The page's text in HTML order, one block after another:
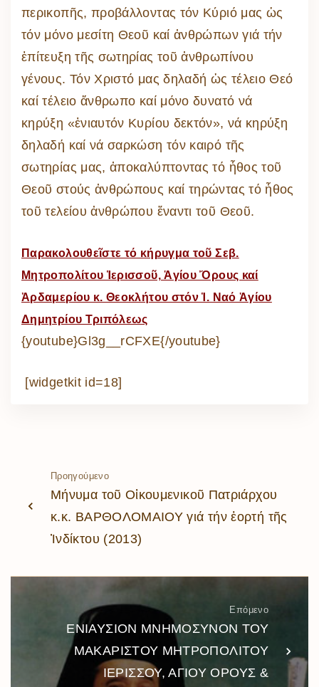
περικοπῆς, προβάλλοντας τόν Κύριό μας ὡς
τόν μόνο μεσίτη Θεοῦ καί ἀνθρώπων γιά τήν
ἐπίτευξη τῆς σωτηρίας τοῦ ἀνθρωπίνου
γένους. Τόν Χριστό μας δηλαδή ὡς τέλειο Θεό
καί τέλειο ἄνθρωπο καί μόνο δυνατό νά
κηρύξη «ἐνιαυτόν Κυρίου δεκτόν», νά κηρύξη
δηλαδή καί νά σαρκώση τόν καιρό τῆς
σωτηρίας μας, ἀποκαλύπτοντας τό ἦθος τοῦ
Θεοῦ στούς ἀνθρώπους καί τηρώντας τό ἦθος
τοῦ τελείου ἀνθρώπου ἔναντι τοῦ Θεοῦ.
Παρακολουθεῖστε τό κήρυγμα τοῦ Σεβ.
Μητροπολίτου Ἱερισσοῦ, Ἁγίου Ὄρους καί
Ἀρδαμερίου κ. Θεοκλήτου στόν Ἱ. Ναό Ἁγίου
Δημητρίου Τριπόλεως
{youtube}Gl3g__rCFXE{/youtube}
[widgetkit id=18]
Προηγούμενο
Μήνυμα τοῦ Οἰκουμενικοῦ Πατριάρχου
κ.κ. ΒΑΡΘΟΛΟΜΑΙΟΥ γιά τήν ἑορτή τῆς
Ἰνδίκτου (2013)
Επόμενο
ΕΝΙΑΥΣΙΟΝ ΜΝΗΜΟΣΥΝΟΝ ΤΟΥ
ΜΑΚΑΡΙΣΤΟΥ ΜΗΤΡΟΠΟΛΙΤΟΥ
ΙΕΡΙΣΣΟΥ, ΑΓΙΟΥ ΟΡΟΥΣ &